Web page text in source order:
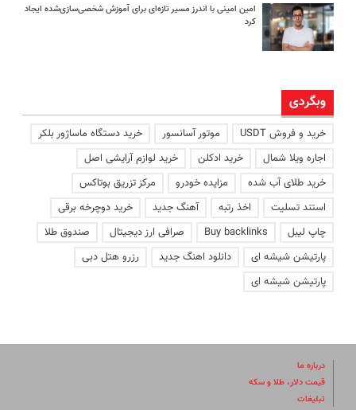
امین امینی با اندرز مسیر تازه‌ای برای آموزش شخصی‌سازی‌شده ایجاد
کرد
وبگردی
خرید و فروش USDT موتور آسانسور
خرید دستگاه ماساژور بلکر
اجاره ویلا شمال
خرید ادکلن
خرید لوازم آرایشی اصل
خرید طلای آب شده
مزایده خودرو
مرکز تزریق بوتاکس
استند تسلیت
اخذ رتبه آهنگ جدید
خرید دوچرخه برقی
چاپ لیبل
Buy backlinks صرافی ارز دیجیتال
صندوق طلا
پارتیشن شیشه ای
دانلود اهنگ جدید
رزرو هتل دبی
پارتیشن شیشه ای
درباره ما
قیمت دلار، طلا و سکه
تبلیغات